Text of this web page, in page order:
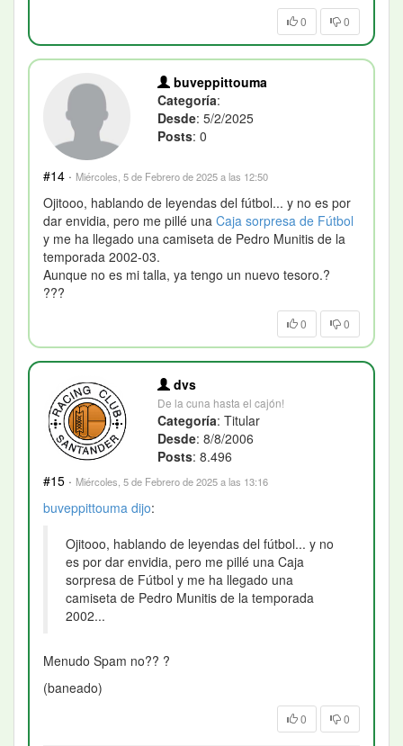
0 0
buveppittouma
Categoría:
Desde: 5/2/2025
Posts: 0
#14 · Miércoles, 5 de Febrero de 2025 a las 12:50
Ojitooo, hablando de leyendas del fútbol... y no es por
dar envidia, pero me pillé una Caja sorpresa de Fútbol
y me ha llegado una camiseta de Pedro Munitis de la
temporada 2002-03.
Aunque no es mi talla, ya tengo un nuevo tesoro.?
???
0 0
dvs
De la cuna hasta el cajón!
Categoría: Titular
Desde: 8/8/2006
Posts: 8.496
#15 · Miércoles, 5 de Febrero de 2025 a las 13:16
buveppittouma dijo:
Ojitooo, hablando de leyendas del fútbol... y no
es por dar envidia, pero me pillé una Caja
sorpresa de Fútbol y me ha llegado una
camiseta de Pedro Munitis de la temporada
2002...
Menudo Spam no?? ?
(baneado)
0 0